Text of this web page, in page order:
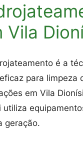
Vila
é a
para limpeza
em Vila
utiliza
geração.